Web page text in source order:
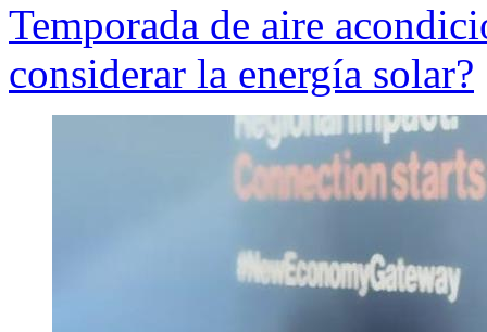
Temporada de aire
considerar la energía solar?